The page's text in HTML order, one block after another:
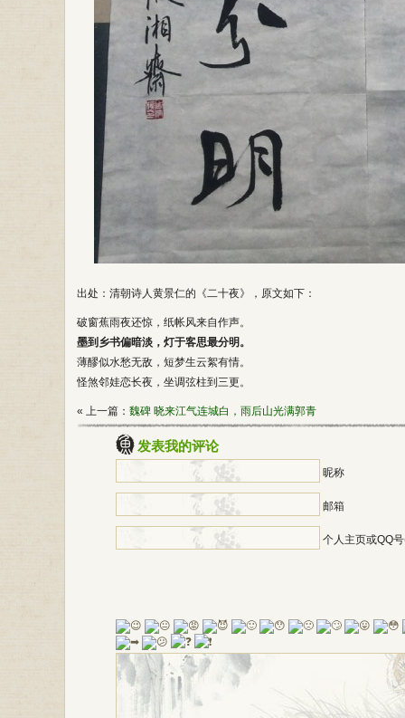
出处：清朝诗人黄景仁的《二十夜》，原文如下：
破窗蕉雨夜还惊，纸帐风来自作声。
墨到乡书偏暗淡，灯于客思最分明。
薄醪似水愁无敌，短梦生云絮有情。
怪煞邻娃恋长夜，坐调弦柱到三更。
« 上一篇： 魏碑 晓来江气连城白，雨后山光满郭青
发表我的评论
昵称
邮箱
个人主页或QQ